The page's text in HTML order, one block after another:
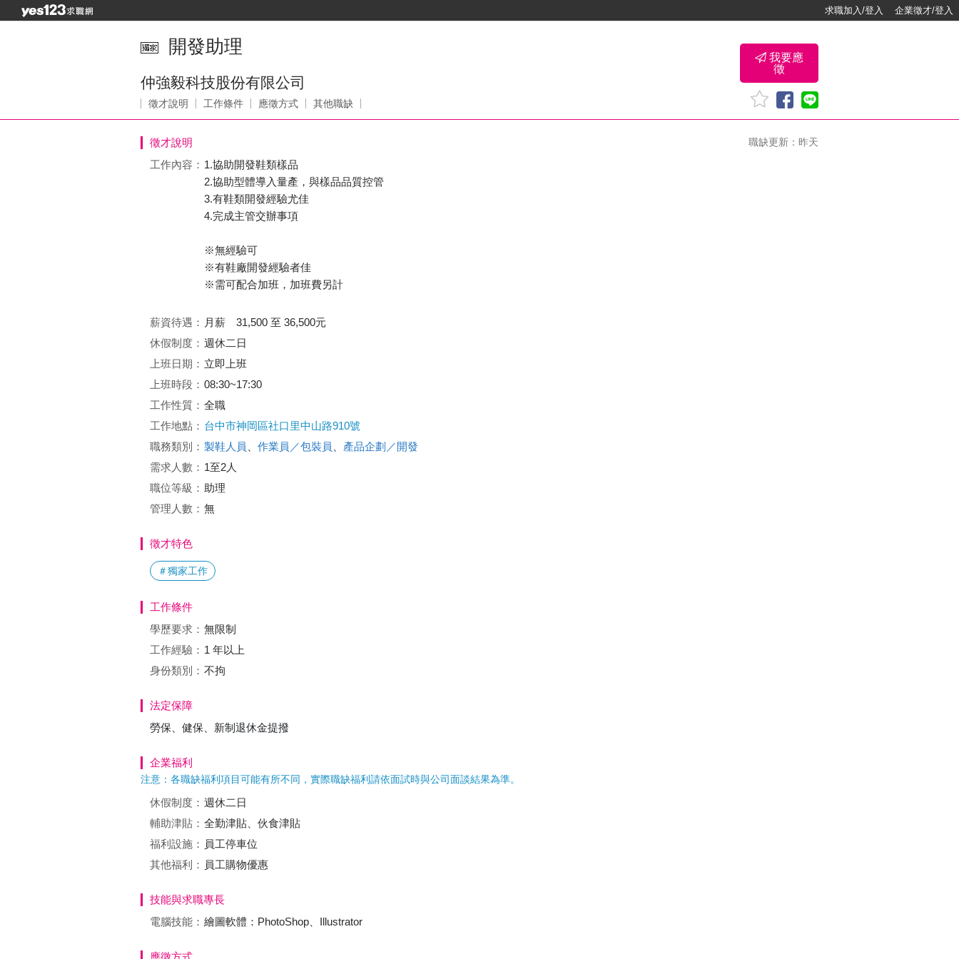
求職加入/登入 企業徵才/登入
開發助理
仲強毅科技股份有限公司
徵才說明 工作條件 應徵方式 其他職缺
我要應
徵
徵才說明 職缺更新：昨天
工作內容： 1.協助開發鞋類樣品
2.協助型體導入量產，與樣品品質控管
3.有鞋類開發經驗尤佳
4.完成主管交辦事項
※無經驗可
※有鞋廠開發經驗者佳
※需可配合加班，加班費另計
薪資待遇： 月薪 31,500 至 36,500元
休假制度： 週休二日
上班日期： 立即上班
上班時段： 08:30~17:30
工作性質： 全職
工作地點： 台中市神岡區社口里中山路910號
職務類別： 製鞋人員 作業員／包裝員
產品企劃／開發
需求人數： 1至2人
職位等級： 助理
管理人數： 無
徵才特色
＃獨家工作
工作條件
學歷要求： 無限制
工作經驗： 1 年以上
身份類別： 不拘
法定保障
勞保、健保、新制退休金提撥
企業福利
注意：各職缺福利項目可能有所不同，實際職缺福利請依面試時與公司面談結果為準。
休假制度： 週休二日
輔助津貼： 全勤津貼、伙食津貼
福利設施： 員工停車位
其他福利： 員工購物優惠
技能與求職專長
電腦技能： 繪圖軟體：PhotoShop、Illustrator
應徵方式